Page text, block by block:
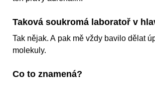
Taková soukromá laboratoř v
Tak nějak. A pak mě vždy bavilo dělat
molekuly.
Co to znamená?